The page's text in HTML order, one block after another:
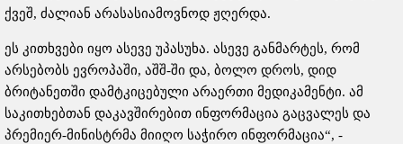
ქვეშ, ძალიან არასასიამოვნოდ ჟღერდა.
ეს კითხვები იყო ასევე უპასუხა. ასევე განმარტეს, რომ
არსებობს ევროპაში, აშშ-ში და, ბოლო დროს, დიდ
ბრიტანეთში დამტკიცებული არაერთი მედიკამენტი. ამ
საკითხებთან დაკავშირებით ინფორმაცია გაცვალეს და
პრემიერ-მინისტრმა მიიღო საჭირო ინფორმაცია“, -